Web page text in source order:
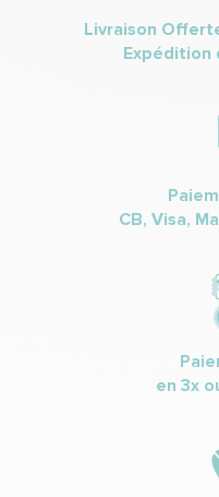
Livraison
Expédition
CB, Visa,
en 3x